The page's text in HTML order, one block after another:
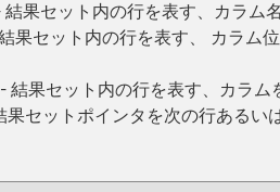
結果セット内の行を表す、カラム
果セット内の行を表す、 カラム
- 結果セット内の行を表す、カラ
果セットポインタを次の行あるい